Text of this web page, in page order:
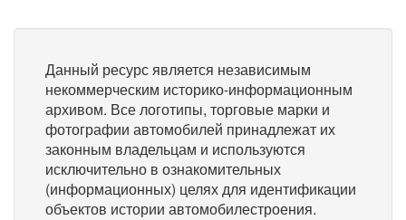
Данный ресурс является независимым
некоммерческим историко-информационным
архивом. Все логотипы, торговые марки и
фотографии автомобилей принадлежат их
законным владельцам и используются
исключительно в ознакомительных
(информационных) целях для идентификации
объектов истории автомобилестроения.